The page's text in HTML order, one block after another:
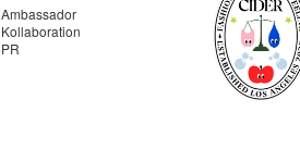
Ambassador
Kollaboration
PR